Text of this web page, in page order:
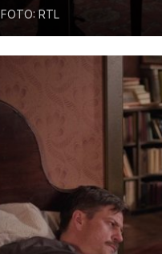
FOTO: RTL